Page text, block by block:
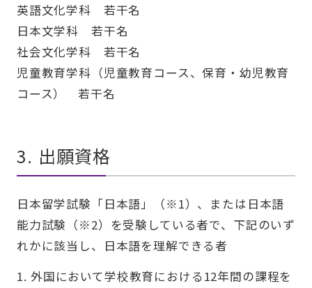
英語文化学科 若干名
日本文学科 若干名
社会文化学科 若干名
児童教育学科（児童教育コース、保育・幼児教育
コース） 若干名
3. 出願資格
日本留学試験「日本語」（※1）、または日本語
能力試験（※2）を受験している者で、下記のいず
れかに該当し、日本語を理解できる者
外国において学校教育における12年間の課程を